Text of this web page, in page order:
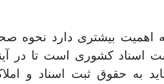
اهمیت بیشتری دارد نحوه
اسناد کشوری است تا در
به حقوق ثبت اسناد و